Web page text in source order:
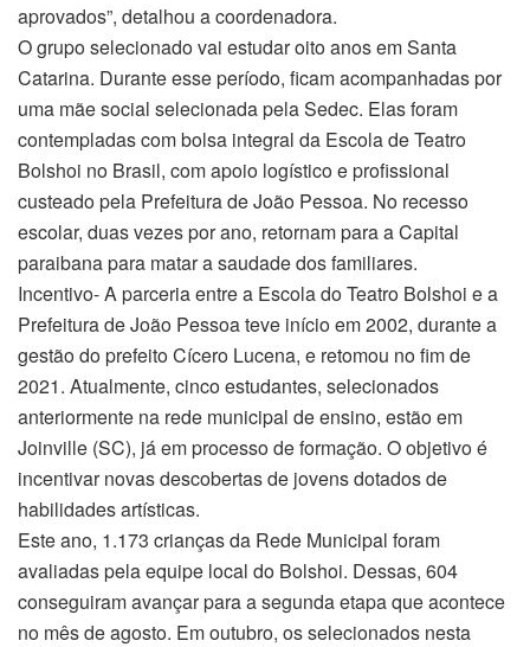
aprovados”, detalhou a coordenadora.
O grupo selecionado vai estudar oito anos em Santa
Catarina. Durante esse período, ficam acompanhadas por
uma mãe social selecionada pela Sedec. Elas foram
contempladas com bolsa integral da Escola de Teatro
Bolshoi no Brasil, com apoio logístico e profissional
custeado pela Prefeitura de João Pessoa. No recesso
escolar, duas vezes por ano, retornam para a Capital
paraibana para matar a saudade dos familiares.
Incentivo- A parceria entre a Escola do Teatro Bolshoi e a
Prefeitura de João Pessoa teve início em 2002, durante a
gestão do prefeito Cícero Lucena, e retomou no fim de
2021. Atualmente, cinco estudantes, selecionados
anteriormente na rede municipal de ensino, estão em
Joinville (SC), já em processo de formação. O objetivo é
incentivar novas descobertas de jovens dotados de
habilidades artísticas.
Este ano, 1.173 crianças da Rede Municipal foram
avaliadas pela equipe local do Bolshoi. Dessas, 604
conseguiram avançar para a segunda etapa que acontece
no mês de agosto. Em outubro, os selecionados nesta